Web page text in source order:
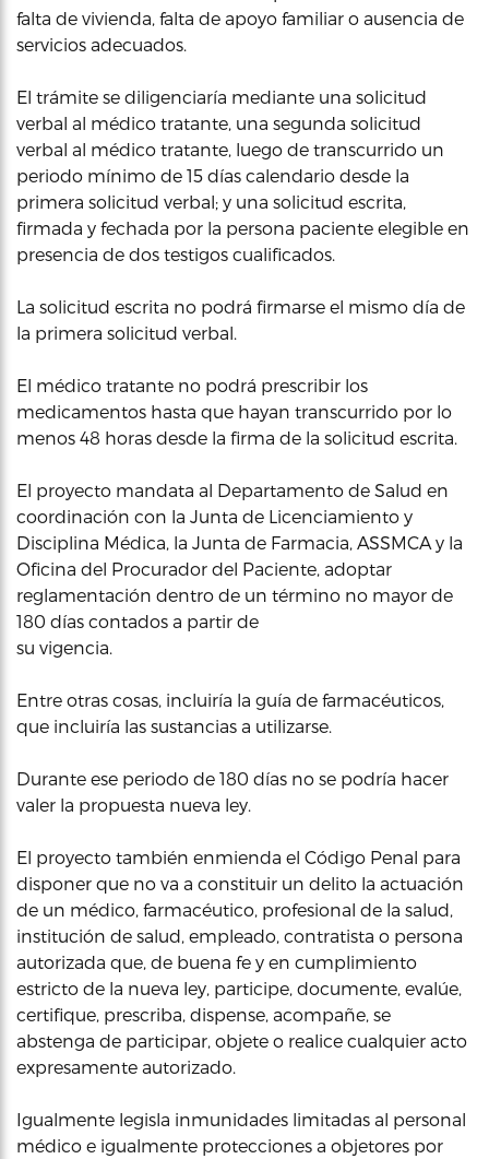
falta de vivienda, falta de apoyo familiar o ausencia de
servicios adecuados.
El trámite se diligenciaría mediante una solicitud
verbal al médico tratante, una segunda solicitud
verbal al médico tratante, luego de transcurrido un
periodo mínimo de 15 días calendario desde la
primera solicitud verbal; y una solicitud escrita,
firmada y fechada por la persona paciente elegible en
presencia de dos testigos cualificados.
La solicitud escrita no podrá firmarse el mismo día de
la primera solicitud verbal.
El médico tratante no podrá prescribir los
medicamentos hasta que hayan transcurrido por lo
menos 48 horas desde la firma de la solicitud escrita.
El proyecto mandata al Departamento de Salud en
coordinación con la Junta de Licenciamiento y
Disciplina Médica, la Junta de Farmacia, ASSMCA y la
Oficina del Procurador del Paciente, adoptar
reglamentación dentro de un término no mayor de
180 días contados a partir de
su vigencia.
Entre otras cosas, incluiría la guía de farmacéuticos,
que incluiría las sustancias a utilizarse.
Durante ese periodo de 180 días no se podría hacer
valer la propuesta nueva ley.
El proyecto también enmienda el Código Penal para
disponer que no va a constituir un delito la actuación
de un médico, farmacéutico, profesional de la salud,
institución de salud, empleado, contratista o persona
autorizada que, de buena fe y en cumplimiento
estricto de la nueva ley, participe, documente, evalúe,
certifique, prescriba, dispense, acompañe, se
abstenga de participar, objete o realice cualquier acto
expresamente autorizado.
Igualmente legisla inmunidades limitadas al personal
médico e igualmente protecciones a objetores por